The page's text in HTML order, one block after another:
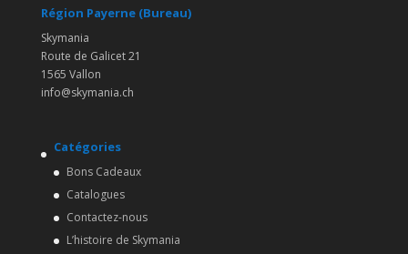
Région Payerne (Bureau)
Skymania
Route de Galicet 21
1565 Vallon
info@skymania.ch
Catégories
Bons Cadeaux
Catalogues
Contactez-nous
L’histoire de Skymania